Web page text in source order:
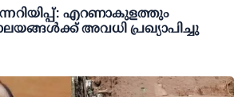
എറണാകുളത്തും
അവധി പ്രഖ്യാപിച്ചു